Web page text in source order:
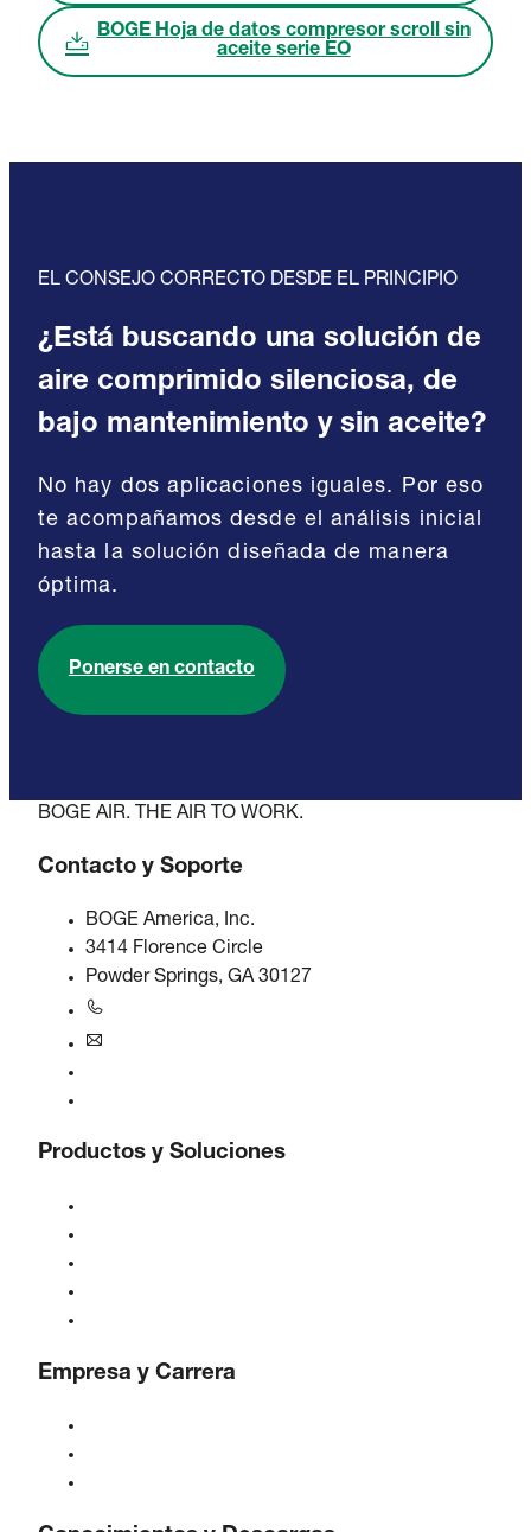
BOGE Hoja de datos compresor scroll sin
aceite serie EO
EL CONSEJO CORRECTO DESDE EL PRINCIPIO
¿Está buscando una solución de
aire comprimido silenciosa, de
bajo mantenimiento y sin aceite?
No hay dos aplicaciones iguales. Por eso
te acompañamos desde el análisis inicial
hasta la solución diseñada de manera
óptima.
Ponerse en contacto
BOGE AIR. THE AIR TO WORK.
Contacto y Soporte
BOGE America, Inc.
3414 Florence Circle
Powder Springs, GA 30127
Productos y Soluciones
Empresa y Carrera